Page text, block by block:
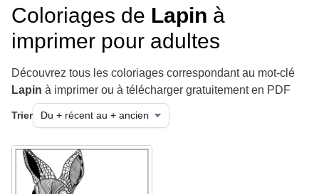
Coloriages de Lapin à
imprimer pour adultes
Découvrez tous les coloriages correspondant au mot-clé
Lapin à imprimer ou à télécharger gratuitement en PDF
Trier